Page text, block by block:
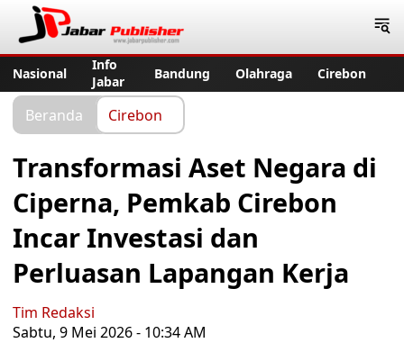
Nasional
Info
Jabar
Bandung Olahraga Cirebon
Beranda Cirebon
Transformasi Aset Negara di
Ciperna, Pemkab Cirebon
Incar Investasi dan
Perluasan Lapangan Kerja
Tim Redaksi
Sabtu, 9 Mei 2026 - 10:34 AM